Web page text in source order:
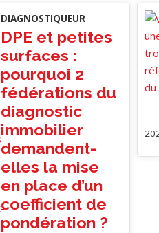
DIAGNOSTIQUEUR
DPE et petites
surfaces :
pourquoi 2
fédérations du
diagnostic
immobilier
demandent-
elles la mise
en place d’un
coefficient de
pondération ?